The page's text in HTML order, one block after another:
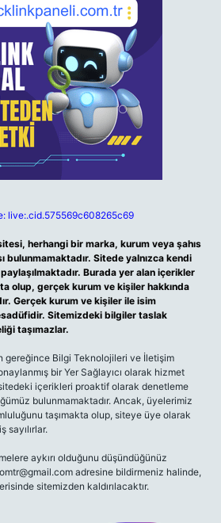
live:.cid.575569c608265c69
herhangi bir marka, kurum veya şahıs
bulunmamaktadır. Sitede yalnızca kendi
paylaşılmaktadır. Burada yer alan içerikler
olup, gerçek kurum ve kişiler hakkında
Gerçek kurum ve kişiler ile isim
Sitemizdeki bilgiler taslak
taşımazlar.
gereğince Bilgi Teknolojileri ve İletişim
bir Yer Sağlayıcı olarak hizmet
içerikleri proaktif olarak denetleme
bulunmamaktadır. Ancak, üyelerimiz
taşımakta olup, siteye üye olarak
sayılırlar.
aykırı olduğunu düşündüğünüz
adresine bildirmeniz halinde,
sitemizden kaldırılacaktır.